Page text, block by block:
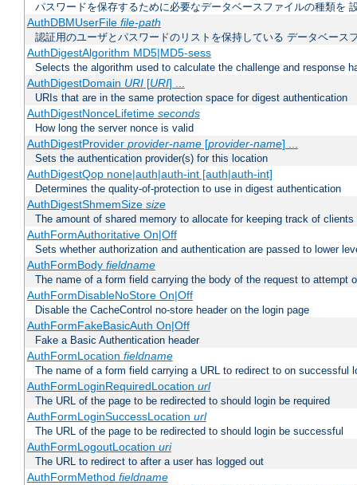
パスワードを保存するために必要なデータベースファイルの種類を
AuthDBMUserFile file-path
認証用のユーザとパスワードのリストを保持している データベース
AuthDigestAlgorithm MD5|MD5-sess
Selects the algorithm used to calculate the challenge and response
AuthDigestDomain URI[URI] ...
URIs that are in the same protection space for digest authentication
AuthDigestNonceLifetime seconds
How long the server nonce is valid
AuthDigestProvider provider-name[provider-name] ...
Sets the authentication provider(s) for this location
AuthDigestQop none|auth|auth-int [auth|auth-int]
Determines the quality-of-protection to use in digest authentication
AuthDigestShmemSize size
The amount of shared memory to allocate for keeping track of clients
AuthFormAuthoritative On|Off
Sets whether authorization and authentication are passed to lower
AuthFormBody fieldname
The name of a form field carrying the body of the request to attempt
AuthFormDisableNoStore On|Off
Disable the CacheControl no-store header on the login page
AuthFormFakeBasicAuth On|Off
Fake a Basic Authentication header
AuthFormLocation fieldname
The name of a form field carrying a URL to redirect to on successful
AuthFormLoginRequiredLocation url
The URL of the page to be redirected to should login be required
AuthFormLoginSuccessLocation url
The URL of the page to be redirected to should login be successful
AuthFormLogoutLocation uri
The URL to redirect to after a user has logged out
AuthFormMethod fieldname